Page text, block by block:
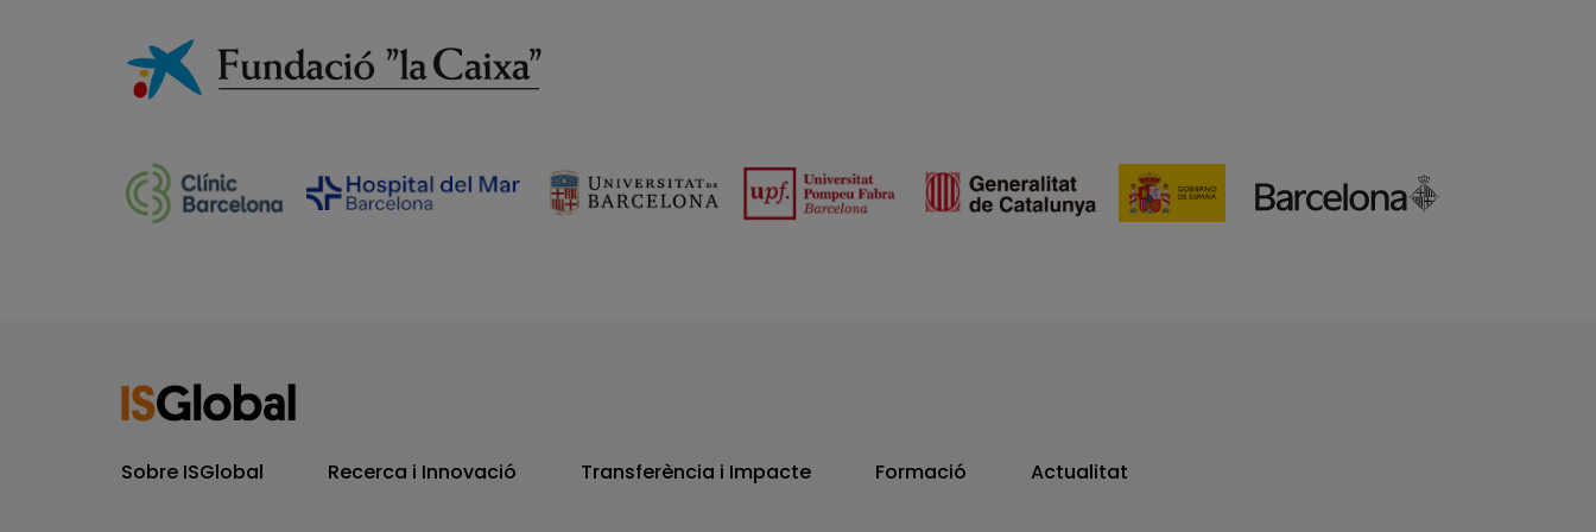
Sobre ISGlobal Recerca i Innovació Transferència i Impacte Formació Actualitat